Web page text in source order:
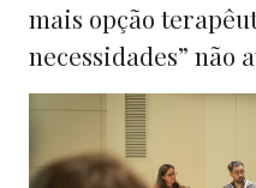
mais opção
necessidades” não